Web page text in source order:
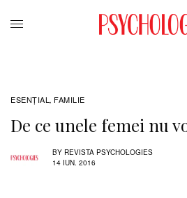
ESENȚIAL , FAMILIE
De ce unele femei nu
BY REVISTA PSYCHOLOGIES
14 IUN. 2016